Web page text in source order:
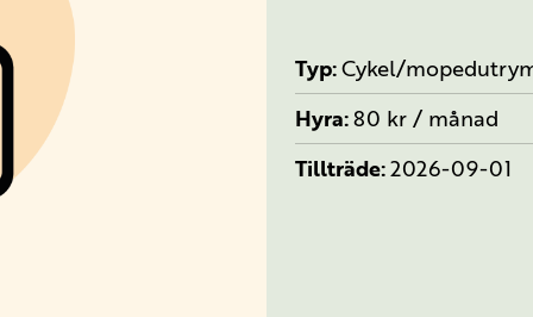
Typ Cykel/
Hyra 80 kr / månad
Tillträde 2026-09-01